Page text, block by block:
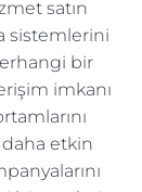
satın
sistemlerini
bir
imkanı
daha etkin